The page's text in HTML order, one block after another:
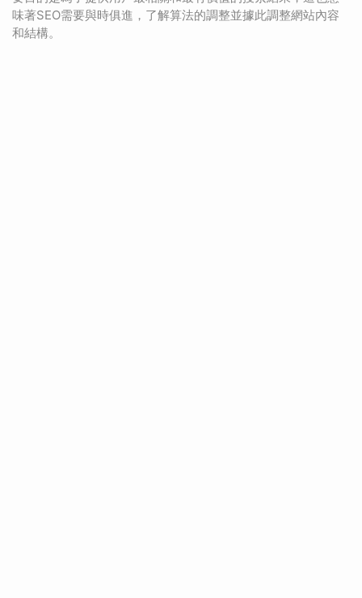
味著SEO需要與時俱進，了解算法的調整並據此調整網站內容
和結構。